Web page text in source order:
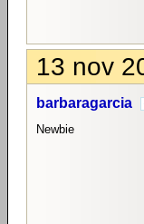
13 nov
barbaragarcia
Newbie